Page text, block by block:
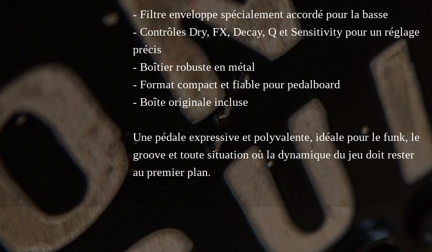
- Filtre enveloppe spécialement accordé pour la basse
- Contrôles Dry, FX, Decay, Q et Sensitivity pour un réglage
précis
- Boîtier robuste en métal
- Format compact et fiable pour pedalboard
- Boîte originale incluse
Une pédale expressive et polyvalente, idéale pour le funk, le
groove et toute situation où la dynamique du jeu doit rester
au premier plan.